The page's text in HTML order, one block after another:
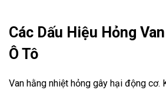
Các Dấu Hiệu Hỏng
Ô Tô
Van hằng nhiệt hỏng gây hại động cơ.